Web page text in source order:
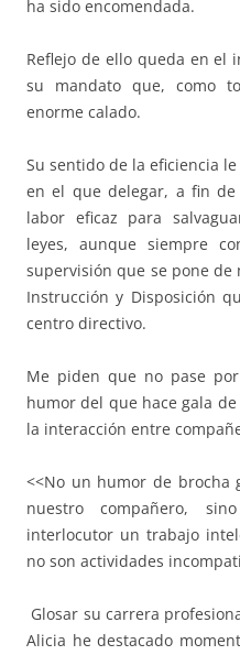
ha sido encomendada.
Reflejo de ello queda en el
su mandato que, como
enorme calado.
Su sentido de la eficiencia
en el que delegar, a fin
labor eficaz para
leyes, aunque siempre
supervisión que se pone de
Instrucción y Disposición
centro directivo.
Me piden que no pase
humor del que hace gala
la interacción entre
<<No un humor de brocha
nuestro compañero,
interlocutor un trabajo
no son actividades
Glosar su carrera
Alicia he destacado